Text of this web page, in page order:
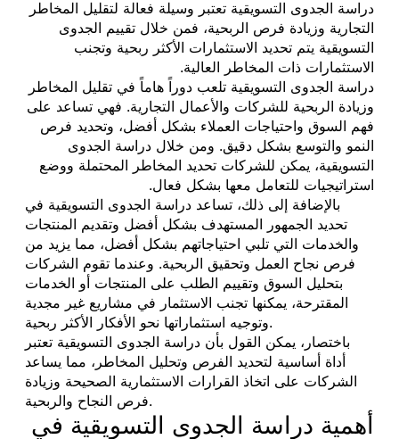
دراسة الجدوى التسويقية تعتبر وسيلة فعالة لتقليل المخاطر
التجارية وزيادة فرص الربحية، فمن خلال تقييم الجدوى
التسويقية يتم تحديد الاستثمارات الأكثر ربحية وتجنب
الاستثمارات ذات المخاطر العالية.
دراسة الجدوى التسويقية تلعب دوراً هاماً في تقليل المخاطر
وزيادة الربحية للشركات والأعمال التجارية. فهي تساعد على
فهم السوق واحتياجات العملاء بشكل أفضل، وتحديد فرص
النمو والتوسع بشكل دقيق. ومن خلال دراسة الجدوى
التسويقية، يمكن للشركات تحديد المخاطر المحتملة ووضع
استراتيجيات للتعامل معها بشكل فعال.
بالإضافة إلى ذلك، تساعد دراسة الجدوى التسويقية في
تحديد الجمهور المستهدف بشكل أفضل وتقديم المنتجات
والخدمات التي تلبي احتياجاتهم بشكل أفضل، مما يزيد من
فرص نجاح العمل وتحقيق الربحية. وعندما تقوم الشركات
بتحليل السوق وتقييم الطلب على المنتجات أو الخدمات
المقترحة، يمكنها تجنب الاستثمار في مشاريع غير مجدية
وتوجيه استثماراتها نحو الأفكار الأكثر ربحية.
باختصار، يمكن القول بأن دراسة الجدوى التسويقية تعتبر
أداة أساسية لتحديد الفرص وتحليل المخاطر، مما يساعد
الشركات على اتخاذ القرارات الاستثمارية الصحيحة وزيادة
فرص النجاح والربحية.
أهمية دراسة الجدوى التسويقية في